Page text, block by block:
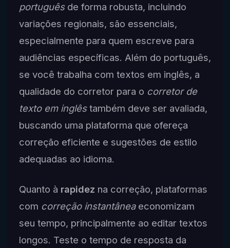
portuguêsde forma robusta, incluindo
variações regionais, são essenciais,
especialmente para quem escreve para
audiências específicas. Além do português,
se você trabalha com textos em inglês, a
qualidade do corretor para o corretor de
texto em inglêstambém deve ser avaliada,
buscando uma plataforma que ofereça
correção eficiente e sugestões de estilo
adequadas ao idioma.
Quanto à rapidez na correção, plataformas
com correção instantâneaeconomizam
seu tempo, principalmente ao editar textos
longos. Teste o tempo de resposta da